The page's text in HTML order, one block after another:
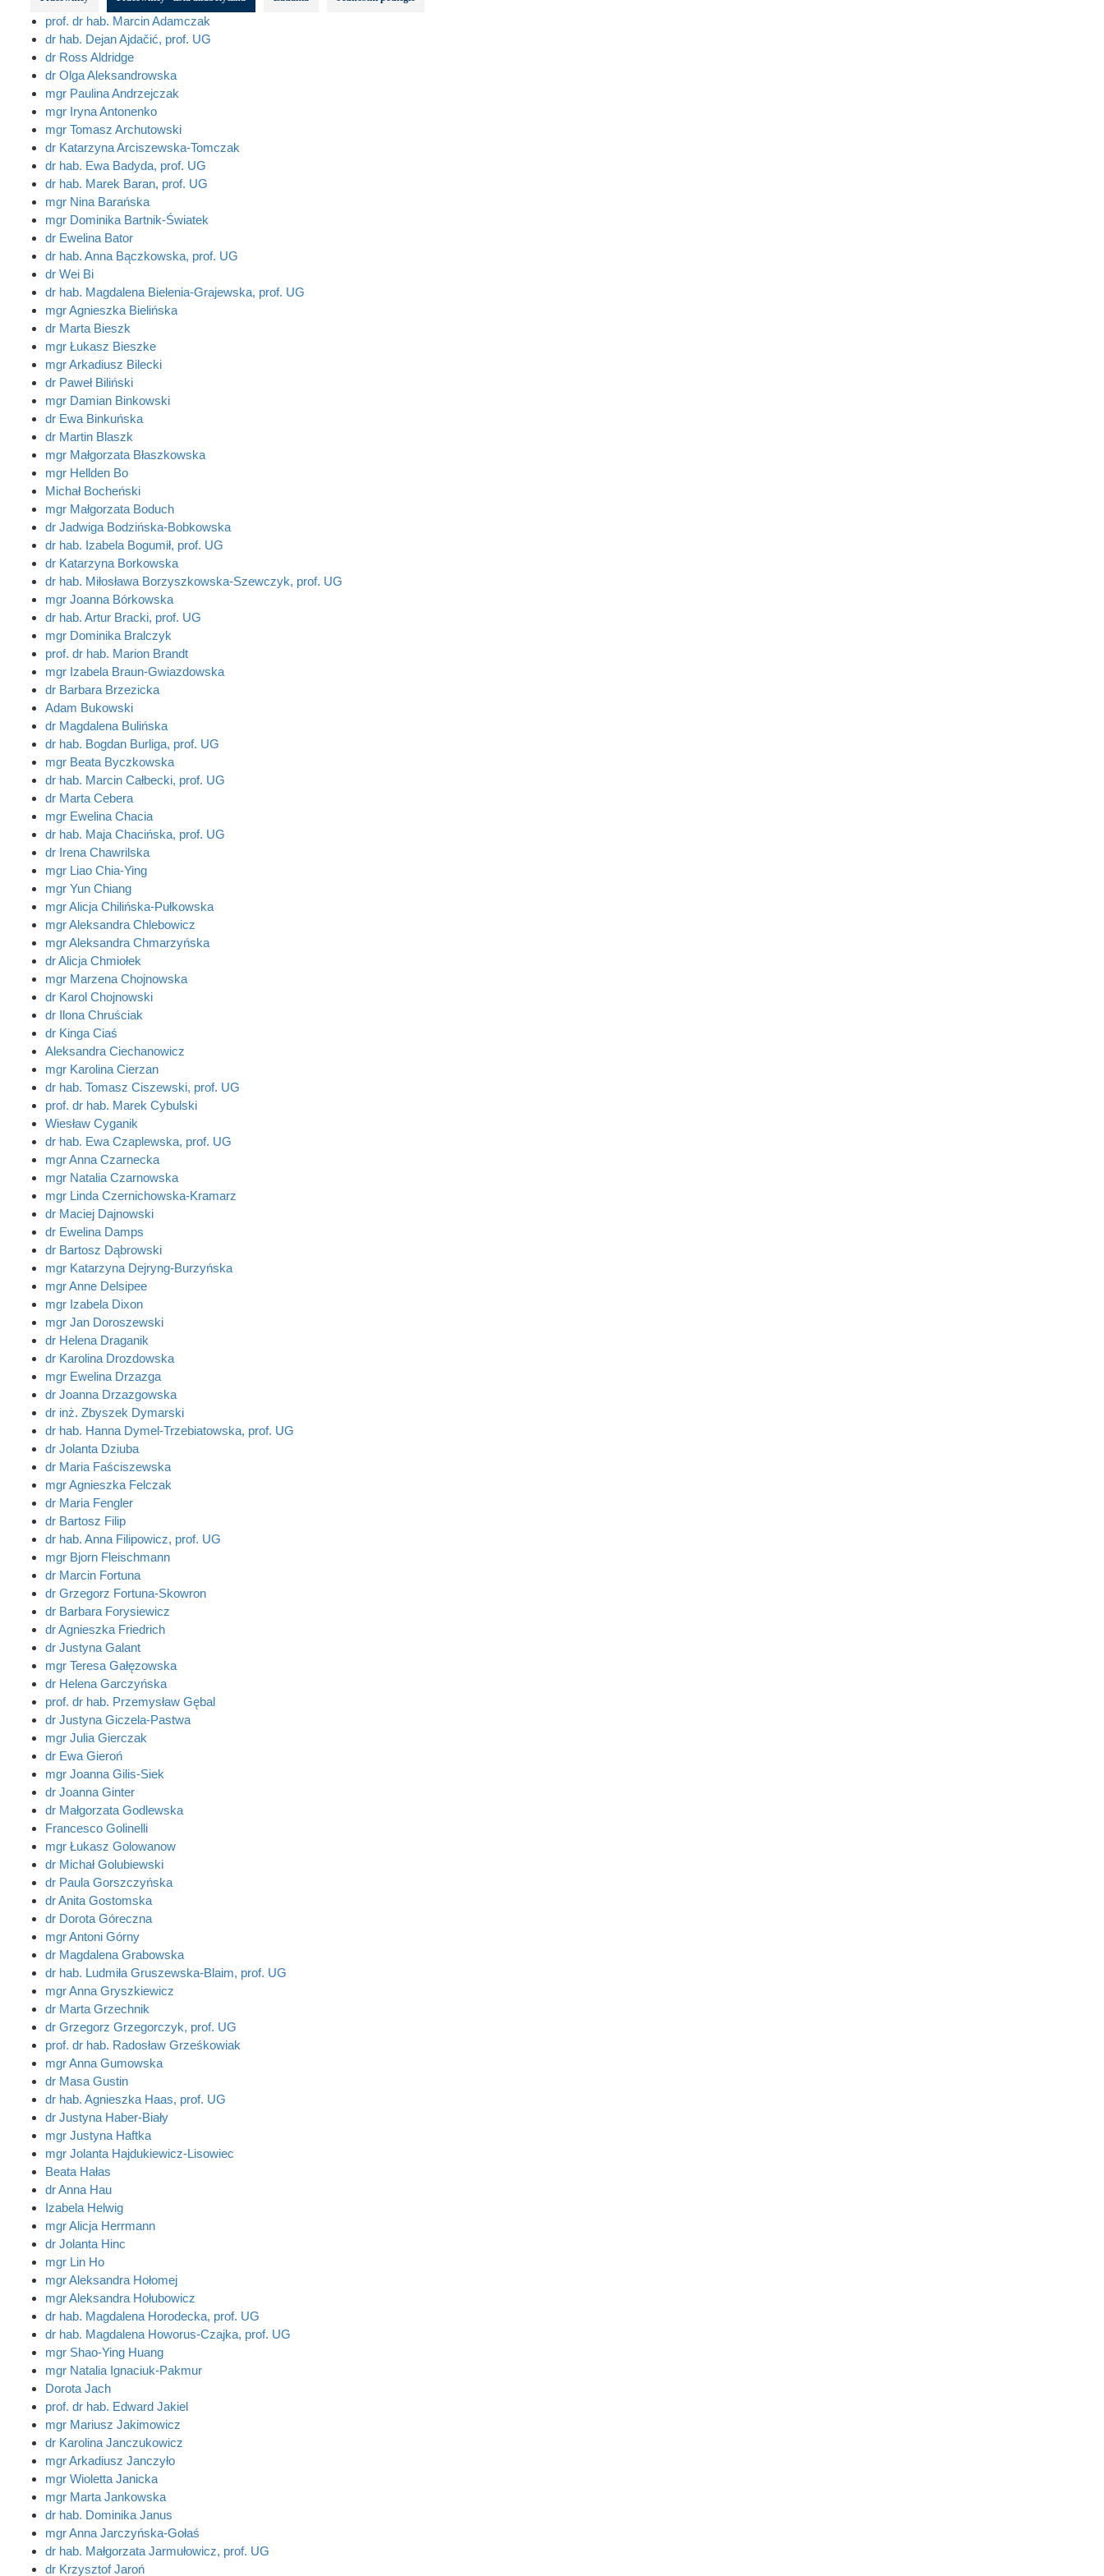
prof. dr hab. Marcin Adamczak
dr hab. Dejan Ajdačić, prof. UG
dr Ross Aldridge
dr Olga Aleksandrowska
mgr Paulina Andrzejczak
mgr Iryna Antonenko
mgr Tomasz Archutowski
dr Katarzyna Arciszewska-Tomczak
dr hab. Ewa Badyda, prof. UG
dr hab. Marek Baran, prof. UG
mgr Nina Barańska
mgr Dominika Bartnik-Światek
dr Ewelina Bator
dr hab. Anna Bączkowska, prof. UG
dr Wei Bi
dr hab. Magdalena Bielenia-Grajewska, prof. UG
mgr Agnieszka Bielińska
dr Marta Bieszk
mgr Łukasz Bieszke
mgr Arkadiusz Bilecki
dr Paweł Biliński
mgr Damian Binkowski
dr Ewa Binkuńska
dr Martin Blaszk
mgr Małgorzata Błaszkowska
mgr Hellden Bo
Michał Bocheński
mgr Małgorzata Boduch
dr Jadwiga Bodzińska-Bobkowska
dr hab. Izabela Bogumił, prof. UG
dr Katarzyna Borkowska
dr hab. Miłosława Borzyszkowska-Szewczyk, prof. UG
mgr Joanna Bórkowska
dr hab. Artur Bracki, prof. UG
mgr Dominika Bralczyk
prof. dr hab. Marion Brandt
mgr Izabela Braun-Gwiazdowska
dr Barbara Brzezicka
Adam Bukowski
dr Magdalena Bulińska
dr hab. Bogdan Burliga, prof. UG
mgr Beata Byczkowska
dr hab. Marcin Całbecki, prof. UG
dr Marta Cebera
mgr Ewelina Chacia
dr hab. Maja Chacińska, prof. UG
dr Irena Chawrilska
mgr Liao Chia-Ying
mgr Yun Chiang
mgr Alicja Chilińska-Pułkowska
mgr Aleksandra Chlebowicz
mgr Aleksandra Chmarzyńska
dr Alicja Chmiołek
mgr Marzena Chojnowska
dr Karol Chojnowski
dr Ilona Chruściak
dr Kinga Ciaś
Aleksandra Ciechanowicz
mgr Karolina Cierzan
dr hab. Tomasz Ciszewski, prof. UG
prof. dr hab. Marek Cybulski
Wiesław Cyganik
dr hab. Ewa Czaplewska, prof. UG
mgr Anna Czarnecka
mgr Natalia Czarnowska
mgr Linda Czernichowska-Kramarz
dr Maciej Dajnowski
dr Ewelina Damps
dr Bartosz Dąbrowski
mgr Katarzyna Dejryng-Burzyńska
mgr Anne Delsipee
mgr Izabela Dixon
mgr Jan Doroszewski
dr Helena Draganik
dr Karolina Drozdowska
mgr Ewelina Drzazga
dr Joanna Drzazgowska
dr inż. Zbyszek Dymarski
dr hab. Hanna Dymel-Trzebiatowska, prof. UG
dr Jolanta Dziuba
dr Maria Faściszewska
mgr Agnieszka Felczak
dr Maria Fengler
dr Bartosz Filip
dr hab. Anna Filipowicz, prof. UG
mgr Bjorn Fleischmann
dr Marcin Fortuna
dr Grzegorz Fortuna-Skowron
dr Barbara Forysiewicz
dr Agnieszka Friedrich
dr Justyna Galant
mgr Teresa Gałęzowska
dr Helena Garczyńska
prof. dr hab. Przemysław Gębal
dr Justyna Giczela-Pastwa
mgr Julia Gierczak
dr Ewa Gieroń
mgr Joanna Gilis-Siek
dr Joanna Ginter
dr Małgorzata Godlewska
Francesco Golinelli
mgr Łukasz Golowanow
dr Michał Golubiewski
dr Paula Gorszczyńska
dr Anita Gostomska
dr Dorota Góreczna
mgr Antoni Górny
dr Magdalena Grabowska
dr hab. Ludmiła Gruszewska-Blaim, prof. UG
mgr Anna Gryszkiewicz
dr Marta Grzechnik
dr Grzegorz Grzegorczyk, prof. UG
prof. dr hab. Radosław Grześkowiak
mgr Anna Gumowska
dr Masa Gustin
dr hab. Agnieszka Haas, prof. UG
dr Justyna Haber-Biały
mgr Justyna Haftka
mgr Jolanta Hajdukiewicz-Lisowiec
Beata Hałas
dr Anna Hau
Izabela Helwig
mgr Alicja Herrmann
dr Jolanta Hinc
mgr Lin Ho
mgr Aleksandra Hołomej
mgr Aleksandra Hołubowicz
dr hab. Magdalena Horodecka, prof. UG
dr hab. Magdalena Howorus-Czajka, prof. UG
mgr Shao-Ying Huang
mgr Natalia Ignaciuk-Pakmur
Dorota Jach
prof. dr hab. Edward Jakiel
mgr Mariusz Jakimowicz
dr Karolina Janczukowicz
mgr Arkadiusz Janczyło
mgr Wioletta Janicka
mgr Marta Jankowska
dr hab. Dominika Janus
mgr Anna Jarczyńska-Gołaś
dr hab. Małgorzata Jarmułowicz, prof. UG
dr Krzysztof Jaroń